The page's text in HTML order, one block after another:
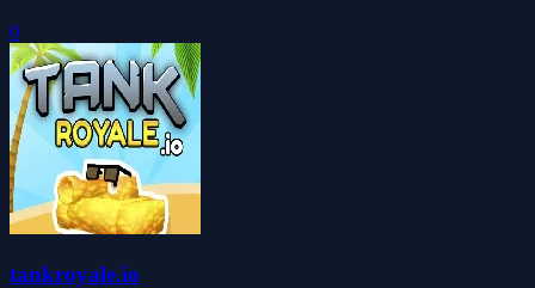
0
tankroyale.io